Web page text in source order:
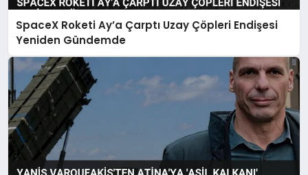
SpaceX Roketi Ay’a Çarptı Uzay Çöpleri Endişesi
Yeniden Gündemde